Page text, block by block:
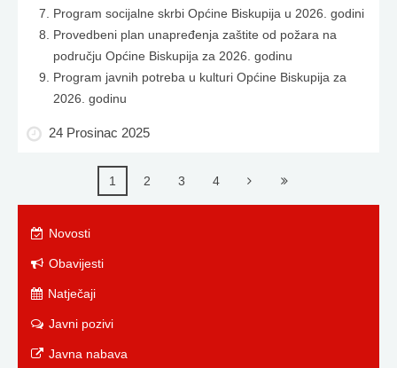
Program socijalne skrbi Općine Biskupija u 2026. godini
Provedbeni plan unapređenja zaštite od požara na
području Općine Biskupija za 2026. godinu
Program javnih potreba u kulturi Općine Biskupija za
2026. godinu
24 Prosinac 2025
1 2 3 4
Novosti
Obavijesti
Natječaji
Javni pozivi
Javna nabava